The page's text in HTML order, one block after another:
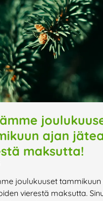
ajan
maksutta!
joulukuuset tammikuun
vierestä maksutta.